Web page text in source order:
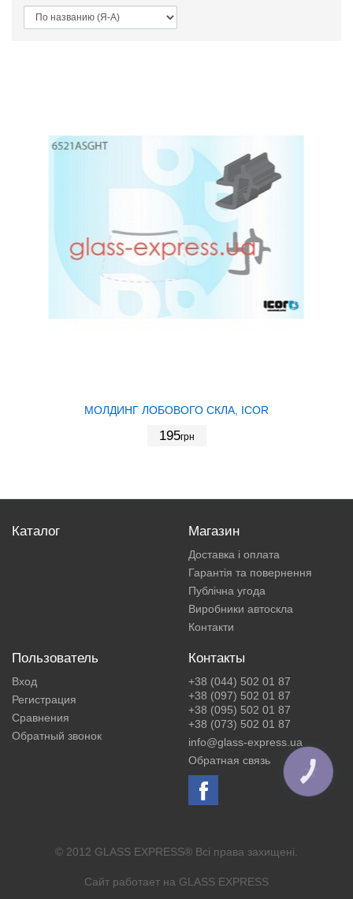
МОЛДИНГ ЛОБОВОГО СКЛА, ICOR
195грн
Каталог Магазин
Доставка і оплата
Гарантія та повернення
Публічна угода
Виробники автоскла
Контакти
Пользователь
Вход
Регистрация
Сравнения
Обратный звонок
Контакты
+38 (044) 502 01 87
+38 (097) 502 01 87
+38 (095) 502 01 87
+38 (073) 502 01 87
info@glass-express.ua
Обратная связь
© 2012 GLASS EXPRESS® Всі права захищені.
Сайт работает на GLASS EXPRESS
КНОПКА
ЗВ'ЯЗКУ